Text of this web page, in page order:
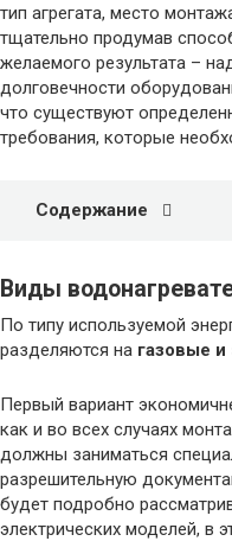
тип агрегата, место
тщательно продумав
желаемого результата –
долговечности
что существуют
требования, которые
Содержание
Виды
По типу используемой
разделяются на газовые и
Первый вариант
как и во всех случаях
должны заниматься
разрешительную
будет подробно
электрических моделей, в